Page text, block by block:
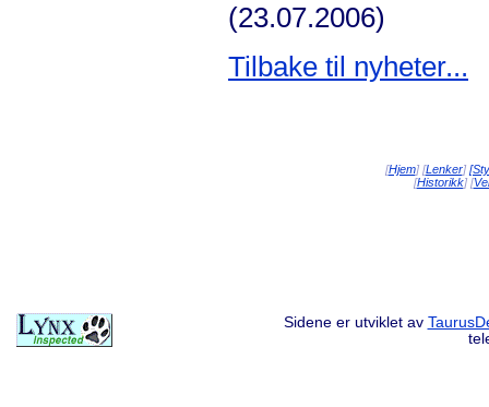
(23.07.2006)
Tilbake til nyheter...
[Hjem] [Lenker]
[Historikk] [
Sidene er utviklet av